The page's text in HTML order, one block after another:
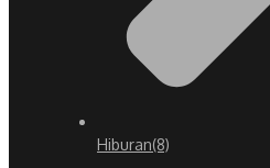
Hiburan(8)